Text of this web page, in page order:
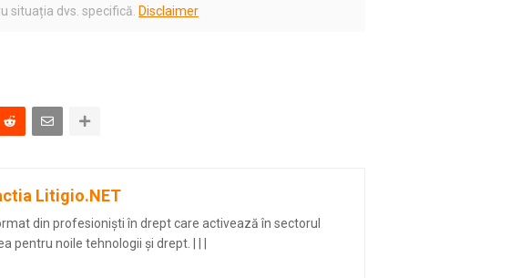
situația dvs. specifică. Disclaimer
Litigio.NET
din profesioniști în drept care activează în sectorul
pentru noile tehnologii și drept.